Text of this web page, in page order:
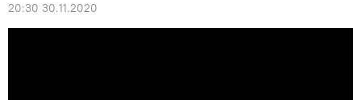
20:30 30.11.2020